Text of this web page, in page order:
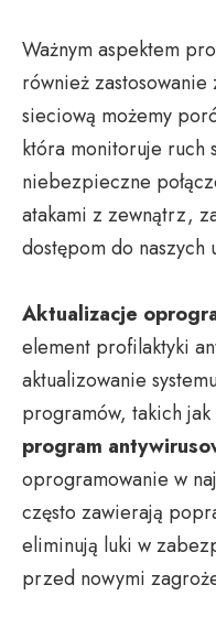
Ważnym aspektem
również
sieciową możemy
która monitoruje ruch
niebezpieczne
atakami z zewnątrz,
dostępom do naszych
Aktualizacje
element profilaktyki
aktualizowanie
programów, takich
program
oprogramowanie w
często zawierają
eliminują luki w
przed nowymi